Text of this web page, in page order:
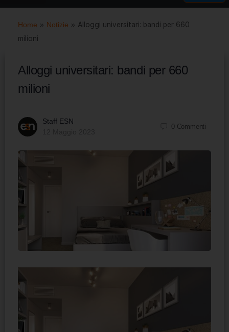
Home » Notizie » Alloggi universitari: bandi per 660
milioni
Alloggi universitari: bandi per 660
milioni
Staff ESN
0 Commenti